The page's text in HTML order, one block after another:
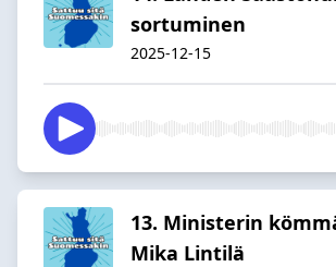
sortuminen
2025-12-15
13. Ministerin
Mika Lintilä